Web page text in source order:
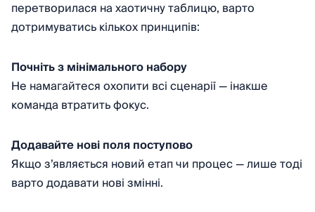
перетворилася на хаотичну таблицю, варто
дотримуватись кількох принципів:
Почніть з мінімального набору
Не намагайтеся охопити всі сценарії — інакше
команда втратить фокус.
Додавайте нові поля поступово
Якщо зʼявляється новий етап чи процес — лише тоді
варто додавати нові змінні.